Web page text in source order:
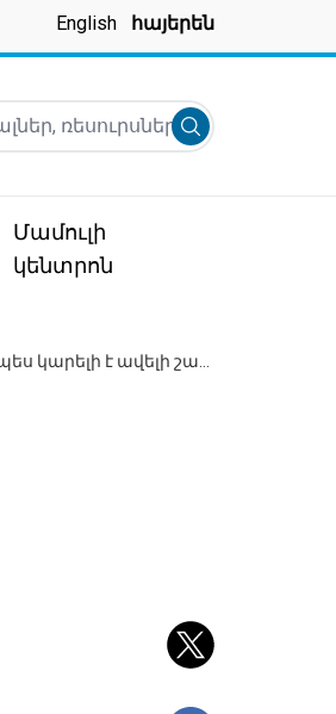
English հայերեն
ռեսուրսներ, նորություններ և
Submit search
Մամուլի
կենտրոն